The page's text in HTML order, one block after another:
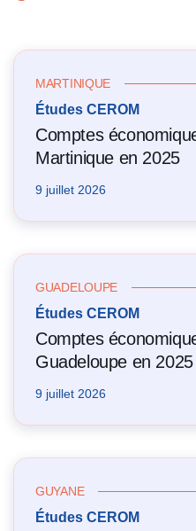
MARTINIQUE
Études CEROM
Comptes
Martinique en 2025
9 juillet 2026
GUADELOUPE
Études CEROM
Comptes
Guadeloupe en 2025
9 juillet 2026
GUYANE
Études CEROM